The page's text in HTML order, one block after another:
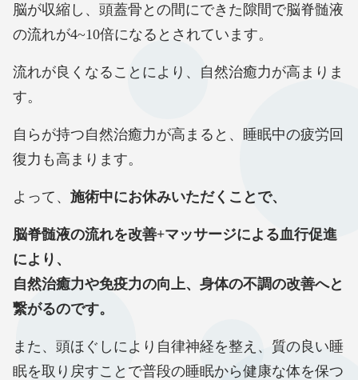
脳が収縮し、頭蓋骨との間にできた隙間で脳脊髄液
の流れが4~10倍になるとされています。
流れが良くなることにより、自然治癒力が高まりま
す。
自らが持つ自然治癒力が高まると、睡眠中の疲労回
復力も高まります。
よって、 施術中にお休みいただくことで、
脳脊髄液の流れを改善+マッサージによる血行促進
により、
自然治癒力や免疫力の向上、身体の不調の改善へと
繋がるのです。
また、頭ほぐしにより自律神経を整え、質の良い睡
眠を取り戻すことで普段の睡眠から健康な体を保つ